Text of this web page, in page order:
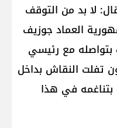
لا بد من التوقف
العماد جوزيف
بتواصله مع رئيسي
تفلت النقاش بداخل
بتناغمه في هذا